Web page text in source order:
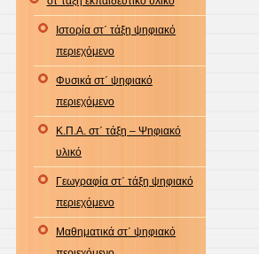
Ιστορία στ΄ τάξη ψηφιακό
περιεχόμενο
Φυσικά στ΄ ψηφιακό
περιεχόμενο
Κ.Π.Α. στ΄ τάξη – Ψηφιακό
υλικό
Γεωγραφία στ΄ τάξη ψηφιακό
περιεχόμενο
Μαθηματικά στ΄ ψηφιακό